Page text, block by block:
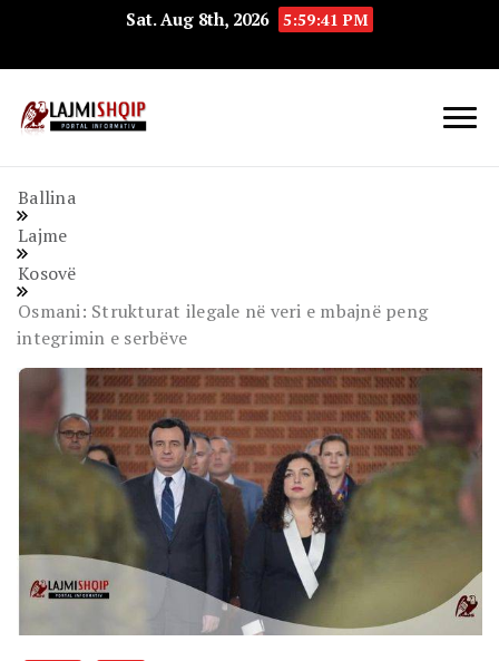
Sat. Aug 8th, 2026 5:59:42 PM
Ballina
Lajme
Kosovë
Osmani: Strukturat ilegale në veri e mbajnë peng
integrimin e serbëve